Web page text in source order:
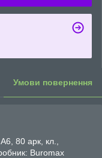
Умови повернення
80 арк, кл.,
Buromax